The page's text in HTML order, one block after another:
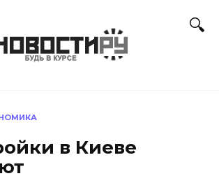
в Киеве